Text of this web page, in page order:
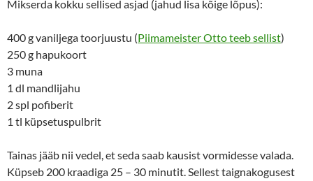
Mikserda kokku sellised asjad (jahud lisa kõige lõpus):
400 g vaniljega toorjuustu (Piimameister Otto teeb sellist)
250 g hapukoort
3 muna
1 dl mandlijahu
2 spl pofiberit
1 tl küpsetuspulbrit
Tainas jääb nii vedel, et seda saab kausist vormidesse valada.
Küpseb 200 kraadiga 25 – 30 minutit. Sellest taignakogusest